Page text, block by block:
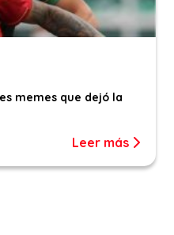
memes que dejó la
Leer más